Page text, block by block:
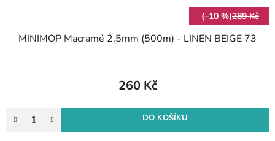
(–10 %)289 Kč
MINIMOP Macramé 2,5mm (500m) - LINEN BEIGE 73
260 Kč
DO KOŠÍKU